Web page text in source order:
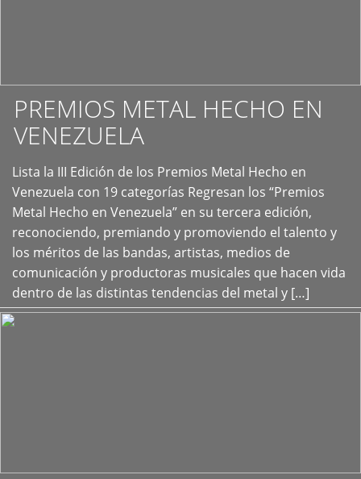
PREMIOS METAL HECHO EN
VENEZUELA
Lista la III Edición de los Premios Metal Hecho en
Venezuela con 19 categorías Regresan los “Premios
Metal Hecho en Venezuela” en su tercera edición,
reconociendo, premiando y promoviendo el talento y
los méritos de las bandas, artistas, medios de
comunicación y productoras musicales que hacen vida
dentro de las distintas tendencias del metal y […]
+